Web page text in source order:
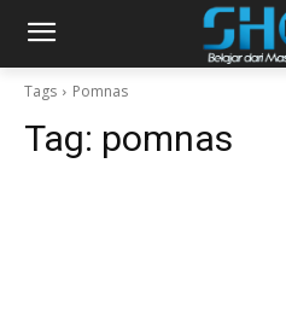
Tags Pomnas
Tag: pomnas